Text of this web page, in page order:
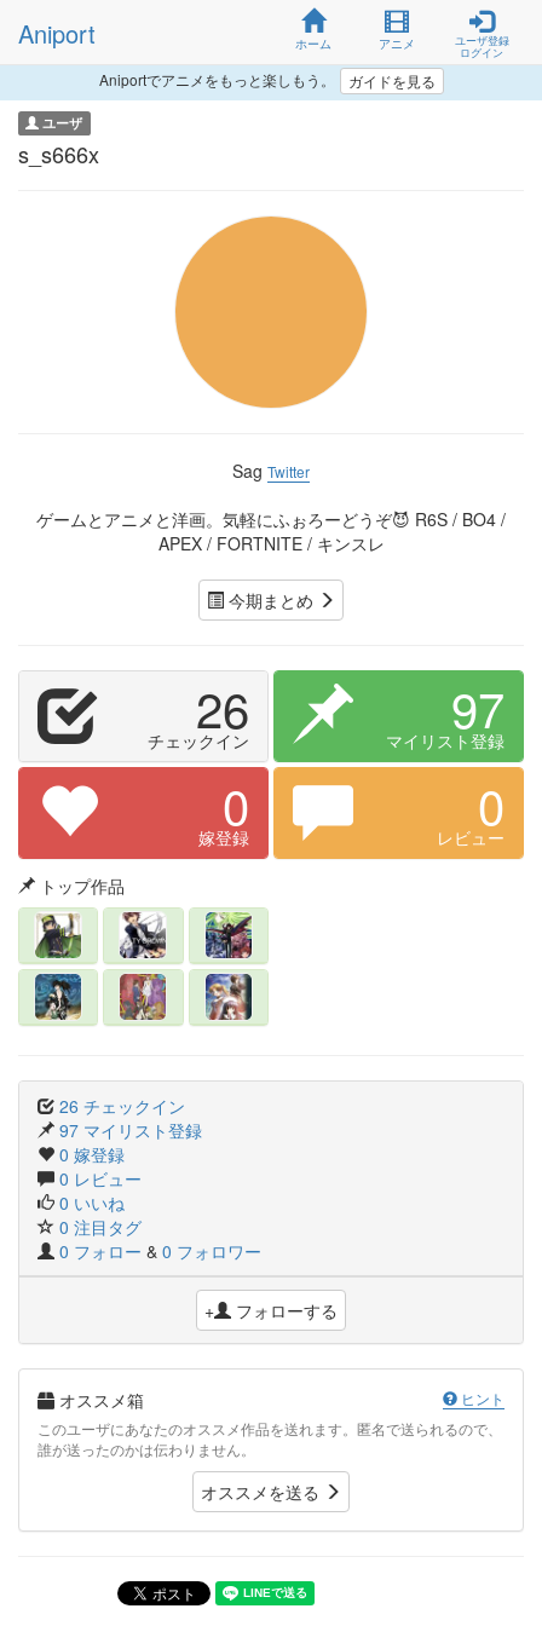
Aniport ホーム アニメ
ユーザ登録
ログイン
Aniportでアニメをもっと楽しもう。 ガイドを見る
ユーザ
s_s666x
Sag Twitter
ゲームとアニメと洋画。気軽にふぉろーどうぞ😈 R6S / BO4 /
APEX / FORTNITE / キンスレ
今期まとめ
26
チェックイン 97
マイリスト登録
0
嫁登録 0
レビュー
トップ作品
26 チェックイン
97 マイリスト登録
0 嫁登録
0 レビュー
0 いいね
0 注目タグ
0 フォロー & 0 フォロワー
+ フォローする
オススメ箱
ヒント
このユーザにあなたのオススメ作品を送れます。匿名で送られるので、
誰が送ったのかは伝わりません。
オススメを送る